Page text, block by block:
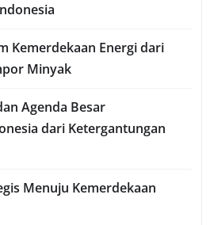
Kemerdekaan Energi dari
Minyak
Agenda Besar
dari Ketergantungan
Menuju Kemerdekaan